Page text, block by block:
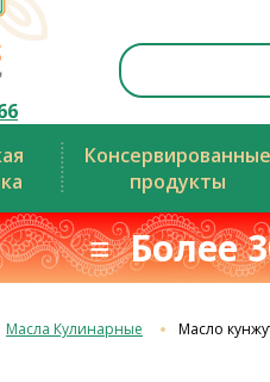
Консервированные
продукты
≡ Более
Масла Кулинарные Масло